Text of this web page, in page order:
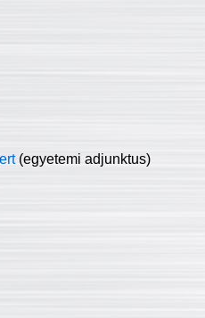
(egyetemi adjunktus)